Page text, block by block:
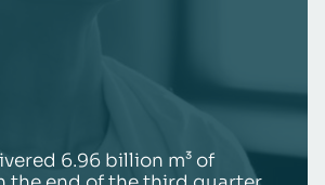
6.96 billion m³ of